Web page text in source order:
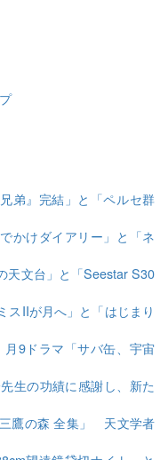
弟』完結」と「ペルセ群
かけダイアリー」と「ネ
天文台」と「Seestar S30
スIIが月へ」と「はじまり
9ドラマ「サバ缶、宇宙
生の功績に感謝し、新た
鷹の森 全集」 天文学者